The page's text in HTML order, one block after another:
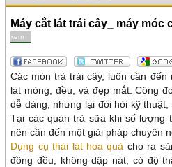
Máy cắt lát trái cây_ máy
xem
Các món trà trái cây, luôn cần
lát mỏng, đều, và đẹp mắt. Công
dễ dàng, nhưng lại đòi hỏi kỹ
Tại các quán trà sữa khi số lượng
nên cần đến một giải pháp chuyên
Dụng cụ thái lát hoa quả cho ra
đồng đều, không dập nát, có độ